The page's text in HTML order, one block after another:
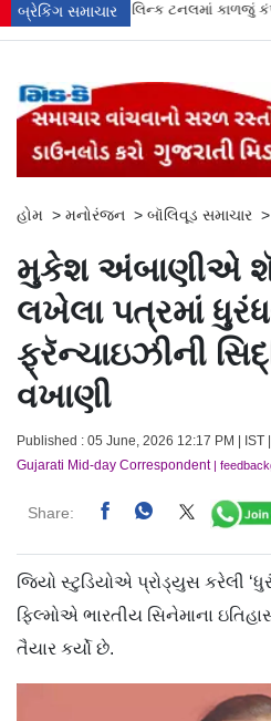
બ્રેકિંગ સમાચારએકનો જીવ ગયો Gujarat
હોમ > મનોરંજન > બૉલિવૂડ સમાચાર >
મુકેશ અંબાણીએ
લખેલા પત્રમાં
ફ્રૅન્ચાઇઝીની
વખાણી
Published : 05 June, 2026 12:17 PM | IST
Gujarati Mid-day Correspondent|
Share:
જિયો સ્ટુડિયોએ પ્રોડ્યુસ કરેલી
ફિલ્મોએ ભારતીય સિનેમાના
તૈયાર કર્યો છે.